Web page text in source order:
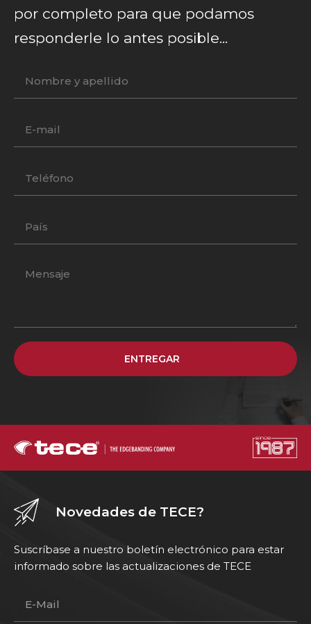
por completo para que podamos
responderle lo antes posible...
ENTREGAR
Novedades de TECE?
Suscríbase a nuestro boletín electrónico para estar
informado sobre las actualizaciones de TECE